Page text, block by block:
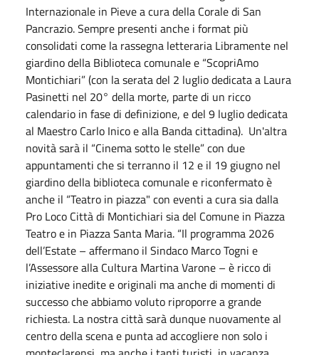
Internazionale in Pieve a cura della Corale di San
Pancrazio. Sempre presenti anche i format più
consolidati come la rassegna letteraria Libramente nel
giardino della Biblioteca comunale e “ScopriAmo
Montichiari” (con la serata del 2 luglio dedicata a Laura
Pasinetti nel 20° della morte, parte di un ricco
calendario in fase di definizione, e del 9 luglio dedicata
al Maestro Carlo Inico e alla Banda cittadina). Un'altra
novità sarà il “Cinema sotto le stelle” con due
appuntamenti che si terranno il 12 e il 19 giugno nel
giardino della biblioteca comunale e riconfermato è
anche il “Teatro in piazza" con eventi a cura sia dalla
Pro Loco Città di Montichiari sia del Comune in Piazza
Teatro e in Piazza Santa Maria. “Il programma 2026
dell’Estate – affermano il Sindaco Marco Togni e
l’Assessore alla Cultura Martina Varone – è ricco di
iniziative inedite e originali ma anche di momenti di
successo che abbiamo voluto riproporre a grande
richiesta. La nostra città sarà dunque nuovamente al
centro della scena e punta ad accogliere non solo i